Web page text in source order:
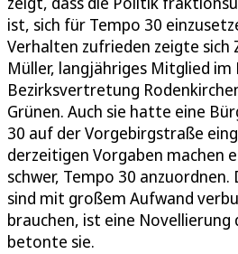
ist, sich für Tempo 30
Verhalten zufrieden zeigte sich
Müller, langjähriges Mitglied im
Bezirksvertretung
Grünen. Auch sie hatte eine
30 auf der Vorgebirgstraße
derzeitigen Vorgaben machen
schwer, Tempo 30 anzuordnen.
sind mit großem Aufwand
brauchen, ist eine Novellierung
betonte sie.